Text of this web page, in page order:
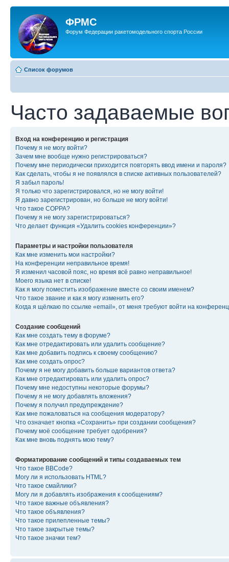
ФРМС
Форум Федерации ракетомодельного спорта России
Список форумов
Часто задаваемые
Вход на конференцию и регистрация
Почему я не могу войти?
Зачем мне вообще нужно регистрироваться?
Почему мне периодически приходится повторять ввод имени и пароля?
Как сделать, чтобы я не появлялся в списке активных пользователей?
Я забыл пароль!
Я только что зарегистрировался, но не могу войти!
Я давно зарегистрирован, но больше не могу войти!
Что такое COPPA?
Почему я не могу зарегистрироваться?
Что делает функция «Удалить cookies конференции»?
Параметры и настройки пользователя
Как мне изменить мои настройки?
На конференции неправильное время!
Я изменил часовой пояс, но время всё равно неправильное!
Моего языка нет в списке!
Как я могу поместить изображение вместе со своим именем?
Что такое звание и как я могу изменить его?
Когда я щёлкаю по ссылке «email», от меня требуют войти на
Создание сообщений
Как мне создать тему в форуме?
Как мне отредактировать или удалить сообщение?
Как мне добавить подпись к своему сообщению?
Как мне создать опрос?
Почему я не могу добавить больше вариантов ответа?
Как мне отредактировать или удалить опрос?
Почему мне недоступны некоторые форумы?
Почему я не могу добавлять вложения?
Почему я получил предупреждение?
Как мне пожаловаться на сообщения модератору?
Что означает кнопка «Сохранить» при создании сообщения?
Почему моё сообщение требует одобрения?
Как мне вновь поднять мою тему?
Форматирование сообщений и типы создаваемых тем
Что такое BBCode?
Могу ли я использовать HTML?
Что такое смайлики?
Могу ли я добавлять изображения к сообщениям?
Что такое важные объявления?
Что такое объявления?
Что такое прилепленные темы?
Что такое закрытые темы?
Что такое значки тем?